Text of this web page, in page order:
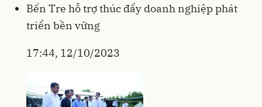
Bến Tre hỗ trợ thúc đẩy doanh nghiệp phát
triển bền vững
17:44, 12/10/2023